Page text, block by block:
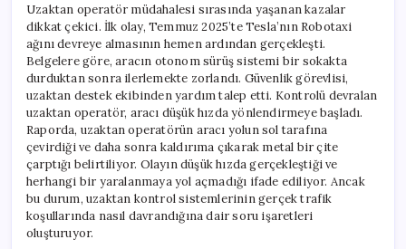
Uzaktan operatör müdahalesi sırasında yaşanan kazalar
dikkat çekici. İlk olay, Temmuz 2025’te Tesla’nın Robotaxi
ağını devreye almasının hemen ardından gerçekleşti.
Belgelere göre, aracın otonom sürüş sistemi bir sokakta
durduktan sonra ilerlemekte zorlandı. Güvenlik görevlisi,
uzaktan destek ekibinden yardım talep etti. Kontrolü devralan
uzaktan operatör, aracı düşük hızda yönlendirmeye başladı.
Raporda, uzaktan operatörün aracı yolun sol tarafına
çevirdiği ve daha sonra kaldırıma çıkarak metal bir çite
çarptığı belirtiliyor. Olayın düşük hızda gerçekleştiği ve
herhangi bir yaralanmaya yol açmadığı ifade ediliyor. Ancak
bu durum, uzaktan kontrol sistemlerinin gerçek trafik
koşullarında nasıl davrandığına dair soru işaretleri
oluşturuyor.